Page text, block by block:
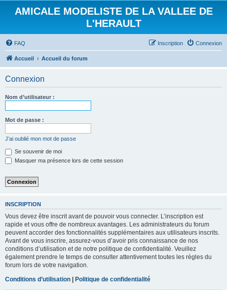
AMICALE MODELISTE DE LA VALLEE DE
L'HERAULT
FAQ Connexion
Inscription
Accueil Accueil du forum
Connexion
Nom d’utilisateur :
Mot de passe :
J’ai oublié mon mot de passe
Se souvenir de moi
Masquer ma présence lors de cette session
INSCRIPTION
Vous devez être inscrit avant de pouvoir vous connecter. L’inscription est
rapide et vous offre de nombreux avantages. Les administrateurs du forum
peuvent accorder des fonctionnalités supplémentaires aux utilisateurs inscrits.
Avant de vous inscrire, assurez-vous d’avoir pris connaissance de nos
conditions d’utilisation et de notre politique de confidentialité. Veuillez
également prendre le temps de consulter attentivement toutes les règles du
forum lors de votre navigation.
Conditions d’utilisation | Politique de confidentialité